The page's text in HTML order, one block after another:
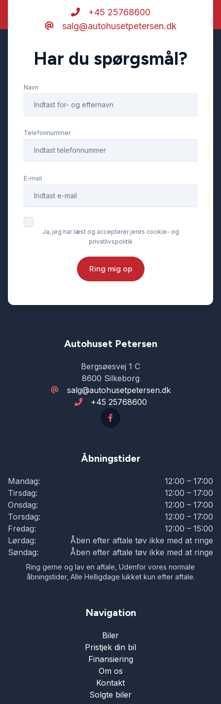
Fuldautomatisk klimaanlæg
Glastag
Højdejusterbare forsæder
Isofix
Kørecomputer
LED kørelys
Navigation
Nøglefri betjening
Servostyring
Startspærre
Stofsæder
Sædevarme
+45 25768600
salg@autohusetpetersen.dk
Har du spørgsmål?
Navn
Telefonnummer
E-mail
Ja, jeg har læst og accepterer jeres cookie- og
privatlivspolitik
Ring mig op
Autohuset Petersen
Bergsøesvej 1 C
8600 Silkeborg
salg@autohusetpetersen.dk
+45 25768600
Åbningstider
Mandag:
12:00 – 17:00
Tirsdag:
12:00 – 17:00
Onsdag:
12:00 – 17:00
Torsdag:
12:00 – 17:00
Fredag:
12:00 – 15:00
Lørdag:
Åben efter aftale tøv ikke med at ringe
Søndag:
Åben efter aftale tøv ikke med at ringe
Ring gerne og lav en aftale, Udenfor vores normale
åbningstider, Alle Helligdage lukket kun efter aftale.
Navigation
Biler
Pristjek din bil
Finansiering
Om os
Kontakt
Solgte biler